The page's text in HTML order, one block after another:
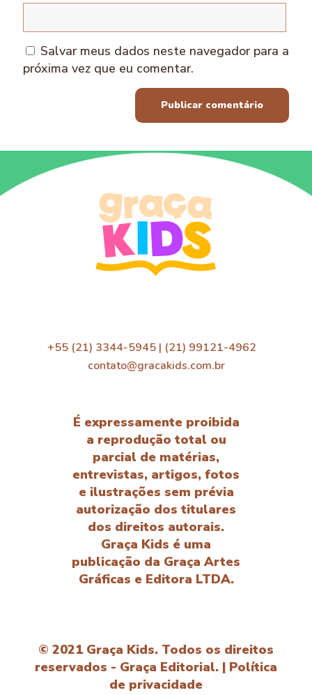
Salvar meus dados neste navegador para a
próxima vez que eu comentar.
+55 (21) 3344-5945 | (21) 99121-4962
contato@gracakids.com.br
É expressamente proibida
a reprodução total ou
parcial de matérias,
entrevistas, artigos, fotos
e ilustrações sem prévia
autorização dos titulares
dos direitos autorais.
Graça Kids é uma
publicação da Graça Artes
Gráficas e Editora LTDA.
© 2021 Graça Kids. Todos os direitos
reservados - Graça Editorial. | Política
de privacidade